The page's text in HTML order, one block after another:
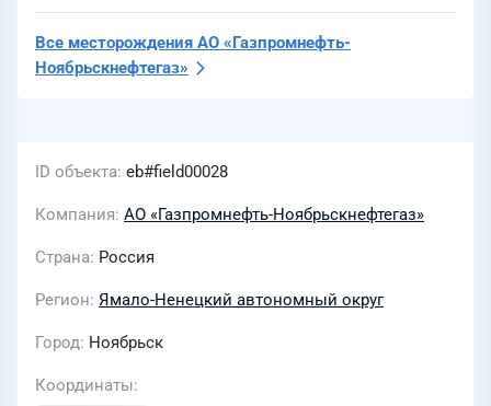
Все месторождения АО «Газпромнефть-
Ноябрьскнефтегаз»
ID объекта eb#field00028
Компания АО «Газпромнефть-Ноябрьскнефтегаз»
Страна Россия
Регион Ямало-Ненецкий автономный округ
Город Ноябрьск
Координаты